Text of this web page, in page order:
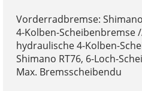
Vorderradbremse:
4-Kolben-Scheibenbremse
hydraulische 4-Kolben-
Shimano RT76, 6-Loch-
Max. Bremsscheibendu